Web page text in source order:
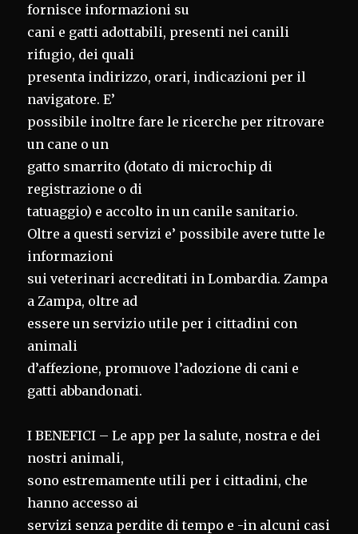
fornisce informazioni su
cani e gatti adottabili, presenti nei canili
rifugio, dei quali
presenta indirizzo, orari, indicazioni per il
navigatore. E’
possibile inoltre fare le ricerche per ritrovare
un cane o un
gatto smarrito (dotato di microchip di
registrazione o di
tatuaggio) e accolto in un canile sanitario.
Oltre a questi servizi e’ possibile avere tutte le
informazioni
sui veterinari accreditati in Lombardia. Zampa
a Zampa, oltre ad
essere un servizio utile per i cittadini con
animali
d’affezione, promuove l’adozione di cani e
gatti abbandonati.
I BENEFICI – Le app per la salute, nostra e dei
nostri animali,
sono estremamente utili per i cittadini, che
hanno accesso ai
servizi senza perdite di tempo e -in alcuni casi